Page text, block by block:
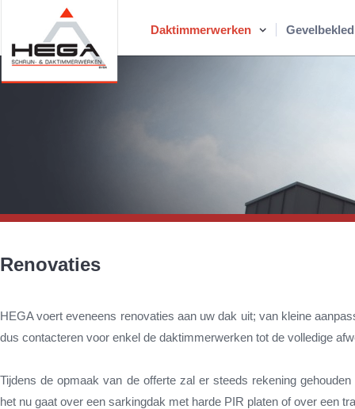
Daktimmerwerken
Renovaties
HEGA voert eveneens renovaties aan uw dak uit; van kleine
dus contacteren voor enkel de daktimmerwerken tot de volledige
Tijdens de opmaak van de offerte zal er steeds rekening
het nu gaat over een sarkingdak met harde PIR platen of over een